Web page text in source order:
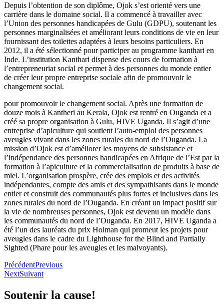
Depuis l’obtention de son diplôme, Ojok s’est orienté vers une
carrière dans le domaine social. Il a commencé à travailler avec
l’Union des personnes handicapées de Gulu (GDPU), soutenant les
personnes marginalisées et améliorant leurs conditions de vie en leur
fournissant des toilettes adaptées à leurs besoins particuliers. En
2012, il a été sélectionné pour participer au programme kanthari en
Inde. L’institution Kanthari dispense des cours de formation à
l’entrepreneuriat social et permet à des personnes du monde entier
de créer leur propre entreprise sociale afin de promouvoir le
changement social.
pour promouvoir le changement social. Après une formation de
douze mois à Kantheri au Kerala, Ojok est rentré en Ouganda et a
créé sa propre organisation à Gulu, HIVE Uganda. Il s’agit d’une
entreprise d’apiculture qui soutient l’auto-emploi des personnes
aveugles vivant dans les zones rurales du nord de l’Ouganda. La
mission d’Ojok est d’améliorer les moyens de subsistance et
l’indépendance des personnes handicapées en Afrique de l’Est par la
formation à l’apiculture et la commercialisation de produits à base de
miel. L’organisation prospère, crée des emplois et des activités
indépendantes, compte des amis et des sympathisants dans le monde
entier et construit des communautés plus fortes et inclusives dans les
zones rurales du nord de l’Ouganda. En créant un impact positif sur
la vie de nombreuses personnes, Ojok est devenu un modèle dans
les communautés du nord de l’Ouganda. En 2017, HIVE Uganda a
été l’un des lauréats du prix Holman qui promeut les projets pour
aveugles dans le cadre du Lighthouse for the Blind and Partially
Sighted (Phare pour les aveugles et les malvoyants).
PrécédentPrevious
NextSuivant
Soutenir la cause!